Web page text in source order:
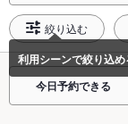
絞り込む
今日予約できる